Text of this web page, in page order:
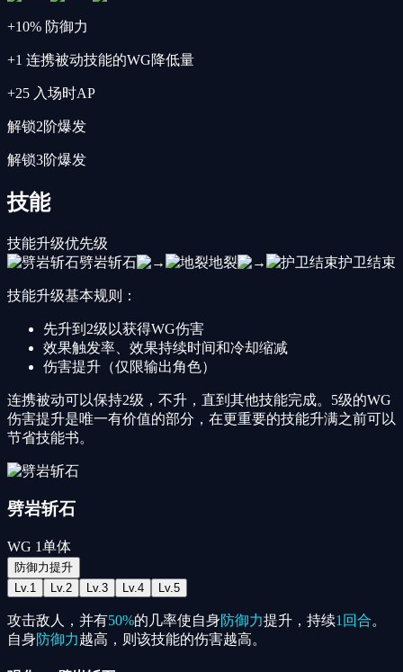
+10% 防御力
+1 连携被动技能的WG降低量
+25 入场时AP
解锁2阶爆发
解锁3阶爆发
技能
技能升级优先级
劈岩斩石 地裂 护卫结束
技能升级基本规则：
先升到2级以获得WG伤害
效果触发率、效果持续时间和冷却缩减
伤害提升（仅限输出角色）
连携被动可以保持2级，不升，直到其他技能完成。5级的WG
伤害提升是唯一有价值的部分，在更重要的技能升满之前可以
节省技能书。
劈岩斩石
WG 1单体
防御力提升
Lv.1 Lv.2 Lv.3 Lv.4 Lv.5
攻击敌人，并有50%的几率使自身防御力提升，持续1回合。
自身防御力越高，则该技能的伤害越高。